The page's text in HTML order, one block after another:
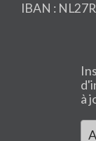
IBAN :
à